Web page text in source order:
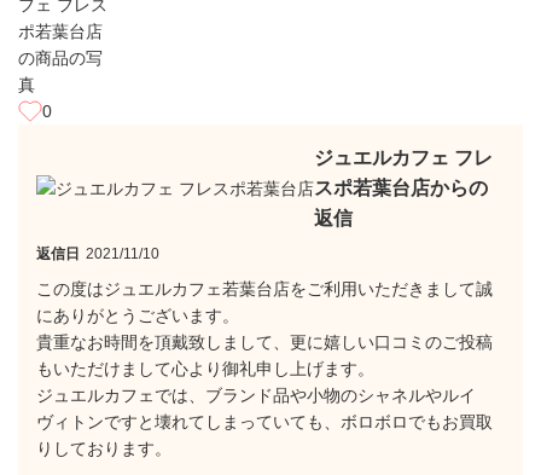
0
ジュエルカフェ フレ
スポ若葉台店からの
返信
返信日 2021/11/10
この度はジュエルカフェ若葉台店をご利用いただきまして誠
にありがとうございます。
貴重なお時間を頂戴致しまして、更に嬉しい口コミのご投稿
もいただけまして心より御礼申し上げます。
ジュエルカフェでは、ブランド品や小物のシャネルやルイ
ヴィトンですと壊れてしまっていても、ボロボロでもお買取
りしております。